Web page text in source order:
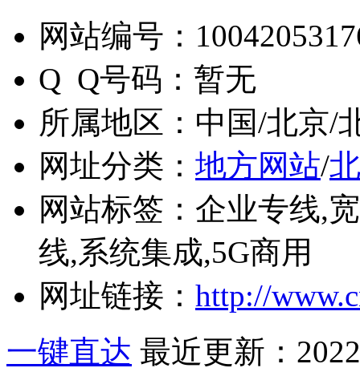
网站编号：
Q Q号码： 暂无
所属地区： 中国/北京/
网址分类： 地方网站/
网站标签： 企业专线,
线,系统集成,5G商用
网址链接： http://
一键直达 最近更新：